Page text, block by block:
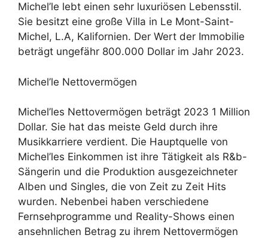
Michel’le lebt einen sehr luxuriösen Lebensstil.
Sie besitzt eine große Villa in Le Mont-Saint-
Michel, L.A, Kalifornien. Der Wert der Immobilie
beträgt ungefähr 800.000 Dollar im Jahr 2023.
Michel’le Nettovermögen
Michel’les Nettovermögen beträgt 2023 1 Million
Dollar. Sie hat das meiste Geld durch ihre
Musikkarriere verdient. Die Hauptquelle von
Michel’les Einkommen ist ihre Tätigkeit als R&b-
Sängerin und die Produktion ausgezeichneter
Alben und Singles, die von Zeit zu Zeit Hits
wurden. Nebenbei haben verschiedene
Fernsehprogramme und Reality-Shows einen
ansehnlichen Betrag zu ihrem Nettovermögen